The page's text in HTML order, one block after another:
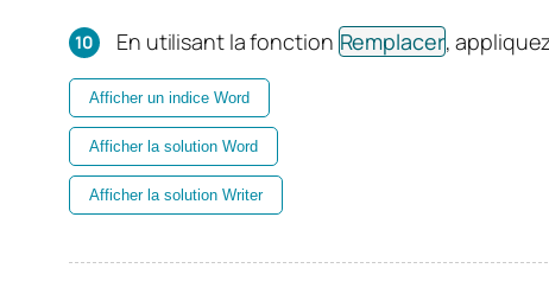
En utilisant la fonction Remplacer,
Afficher un indice Word
Afficher la solution Word
Afficher la solution Writer